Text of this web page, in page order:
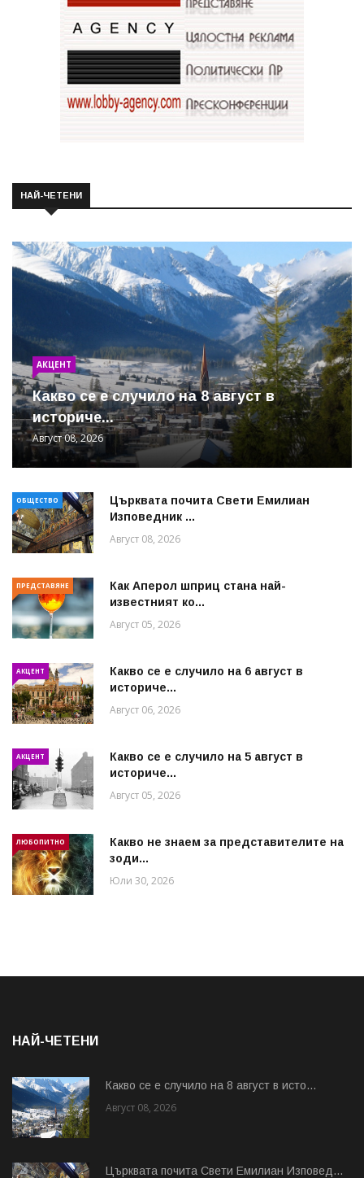
НАЙ-ЧЕТЕНИ
АКЦЕНТ
Какво се е случило на 8 август в
историче...
Август 08, 2026
ОБЩЕСТВО
Църквата почита Свeти Емилиан
Изповедник ...
Август 08, 2026
ПРЕДСТАВЯНЕ
Как Аперол шприц стана най-
известният ко...
Август 05, 2026
АКЦЕНТ
Какво се е случило на 6 август в
историче...
Август 06, 2026
АКЦЕНТ
Какво се е случило на 5 август в
историче...
Август 05, 2026
ЛЮБОПИТНО
Какво не знаем за представителите на
зоди...
Юли 30, 2026
НАЙ-ЧЕТЕНИ
Какво се е случило на 8 август в исто...
Август 08, 2026
Църквата почита Свeти Емилиан Изповед...